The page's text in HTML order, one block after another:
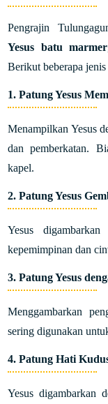
Pengrajin
Yesus batu marmer
Berikut beberapa
1.Patung Yesus
Menampilkan Yesus
dan pemberkatan.
kapel.
2.Patung Yesus
Yesus
kepemimpinan dan
3.Patung Yesus
Menggambarkan
sering digunakan
4.Patung Hati
Yesus digambarkan